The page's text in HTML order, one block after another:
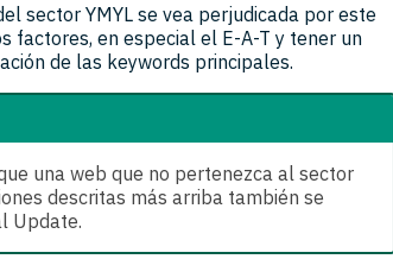
sector YMYL se vea perjudicada por este
factores, en especial el E-A-T y tener un
de las keywords principales.
una web que no pertenezca al sector
descritas más arriba también se
Update.